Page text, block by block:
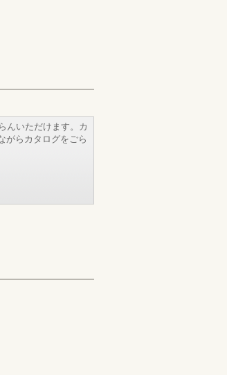
んいただけます。カ
がらカタログをごら